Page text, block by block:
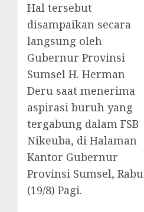
Hal tersebut
disampaikan secara
langsung oleh
Gubernur Provinsi
Sumsel H. Herman
Deru saat menerima
aspirasi buruh yang
tergabung dalam FSB
Nikeuba, di Halaman
Kantor Gubernur
Provinsi Sumsel, Rabu
(19/8) Pagi.